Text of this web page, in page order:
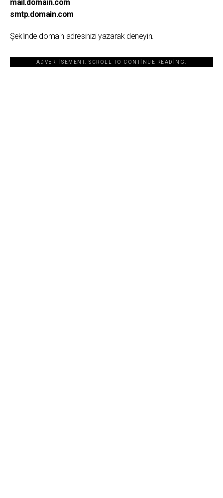
mail.domain.com
smtp.domain.com
Şeklinde domain adresinizi yazarak deneyin.
ADVERTISEMENT. SCROLL TO CONTINUE READING.